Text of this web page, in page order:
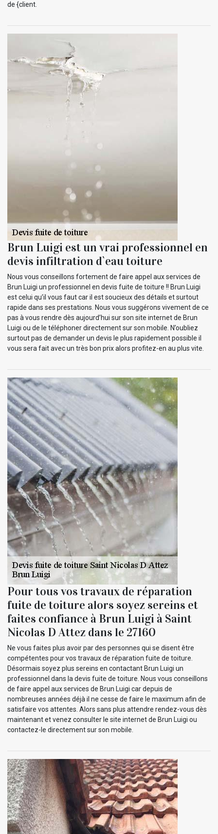
de {client.
Brun Luigi est un vrai professionnel en
devis infiltration d`eau toiture
Nous vous conseillons fortement de faire appel aux services de
Brun Luigi un professionnel en devis fuite de toiture !! Brun Luigi
est celui qu’il vous faut car il est soucieux des détails et surtout
rapide dans ses prestations. Nous vous suggérons vivement de ce
pas à vous rendre dès aujourd’hui sur son site internet de Brun
Luigi ou de le téléphoner directement sur son mobile. N’oubliez
surtout pas de demander un devis le plus rapidement possible il
vous sera fait avec un très bon prix alors profitez-en au plus vite.
Pour tous vos travaux de réparation
fuite de toiture alors soyez sereins et
faites confiance à Brun Luigi à Saint
Nicolas D Attez dans le 27160
Ne vous faites plus avoir par des personnes qui se disent être
compétentes pour vos travaux de réparation fuite de toiture.
Désormais soyez plus sereins en contactant Brun Luigi un
professionnel dans la devis fuite de toiture. Nous vous conseillons
de faire appel aux services de Brun Luigi car depuis de
nombreuses années déjà il ne cesse de faire le maximum afin de
satisfaire vos attentes. Alors sans plus attendre rendez-vous dès
maintenant et venez consulter le site internet de Brun Luigi ou
contactez-le directement sur son mobile.